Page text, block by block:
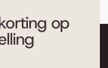
op